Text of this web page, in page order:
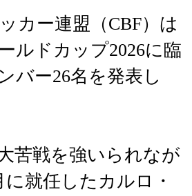
カー連盟（CBF）は
ルドカップ2026に臨
バー26名を発表し
苦戦を強いられなが
に就任したカルロ・